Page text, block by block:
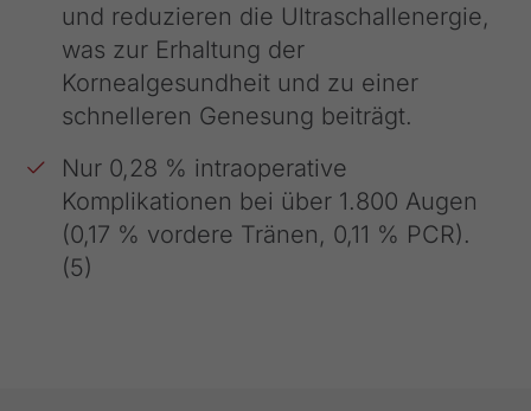
und reduzieren die Ultraschallenergie,
was zur Erhaltung der
Kornealgesundheit und zu einer
schnelleren Genesung beiträgt.
Nur 0,28 % intraoperative
Komplikationen bei über 1.800 Augen
(0,17 % vordere Tränen, 0,11 % PCR).
(5)